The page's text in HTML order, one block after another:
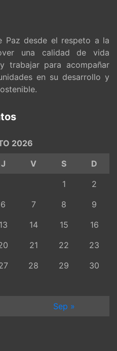
Paz desde el respeto a la
una calidad de vida
trabajar para acompañar
en su desarrollo y
2026
J V S
D
1
2
6 7 8
9
13 14 15
16
21 22
23
28 29
30
Sep »